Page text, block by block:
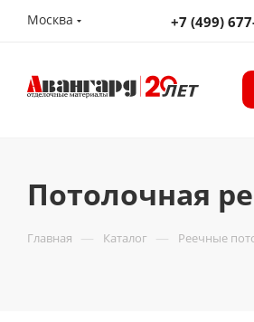
Москва +7 (499)
Потолочная
Главная — Каталог — Реечные